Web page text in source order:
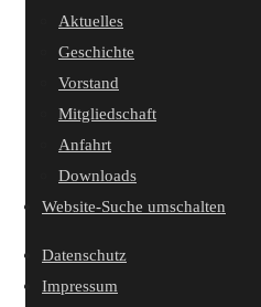
Aktuelles
Geschichte
Vorstand
Mitgliedschaft
Anfahrt
Downloads
Website-Suche umschalten
Datenschutz
Impressum